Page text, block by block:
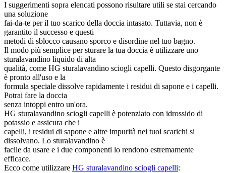
I suggerimenti sopra elencati possono risultare utili se stai cercando
una soluzione
fai-da-te per il tuo scarico della doccia intasato. Tuttavia, non è
garantito il successo e questi
metodi di sblocco causano sporco e disordine nel tuo bagno.
Il modo più semplice per sturare la tua doccia è utilizzare uno
sturalavandino liquido di alta
qualità, come HG sturalavandino sciogli capelli. Questo disgorgante
è pronto all'uso e la
formula speciale dissolve rapidamente i residui di sapone e i capelli.
Potrai fare la doccia
senza intoppi entro un'ora.
HG sturalavandino sciogli capelli è potenziato con idrossido di
potassio e assicura che i
capelli, i residui di sapone e altre impurità nei tuoi scarichi si
dissolvano. Lo sturalavandino è
facile da usare e i due componenti lo rendono estremamente
efficace.
Ecco come utilizzare HG sturalavandino sciogli capelli: